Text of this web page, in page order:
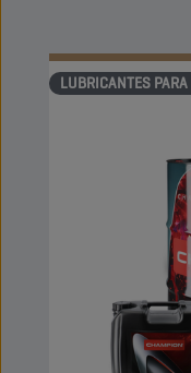
LUBRICANTES PARA